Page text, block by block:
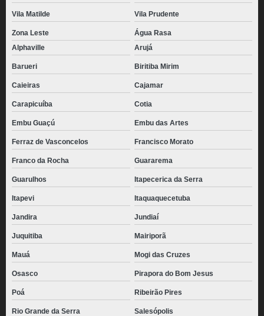
Vila Matilde Vila Prudente
Zona Leste
Água Rasa
Alphaville
Arujá
Barueri Biritiba Mirim
Caieiras Cajamar
Carapicuíba Cotia
Embu Guaçú Embu das Artes
Ferraz de Vasconcelos Francisco Morato
Franco da Rocha Guararema
Guarulhos Itapecerica da Serra
Itapevi Itaquaquecetuba
Jandira Jundiaí
Juquitiba Mairiporã
Mauá Mogi das Cruzes
Osasco Pirapora do Bom Jesus
Poá Ribeirão Pires
Rio Grande da Serra Salesópolis